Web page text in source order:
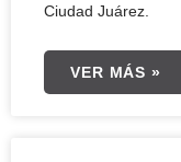
Ciudad Juárez.
VER MÁS »